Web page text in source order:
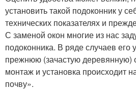
установить такой подоконник у
технических показателях и
С заменой окон многие из нас
подоконника. В ряде случаев его
прежнюю (зачастую деревянную)
монтаж и установка происходит
почву».